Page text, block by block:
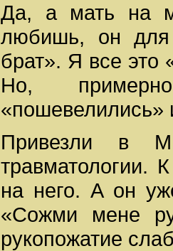
Да, а мать на
любишь, он для
брат». Я все это
Но,
«пошевелились»
Привезли в
травматологии.
на него. А он
«Сожми мене
рукопожатие